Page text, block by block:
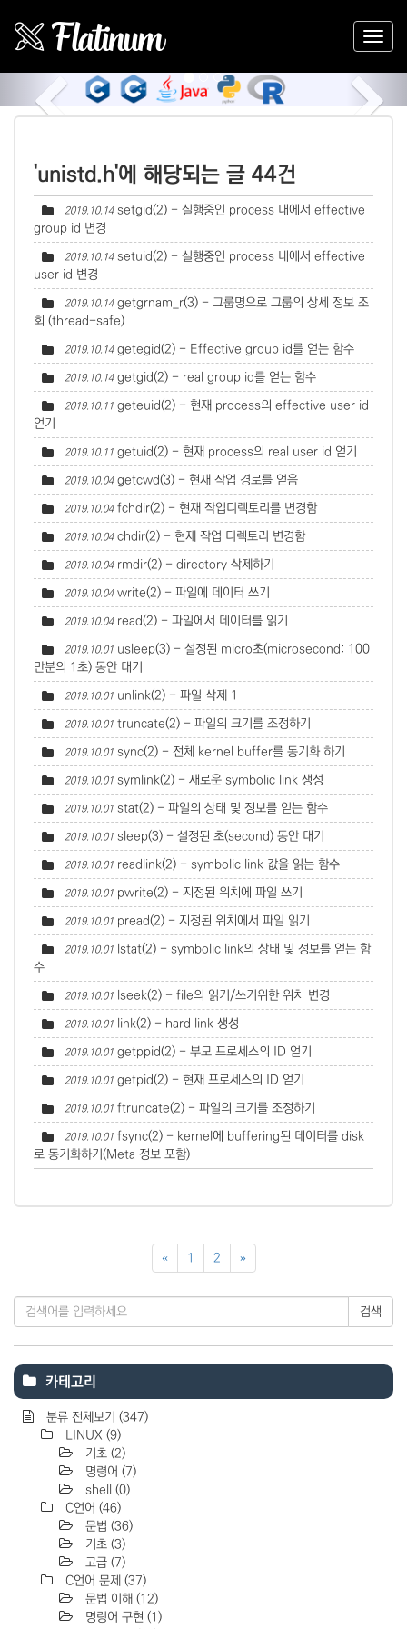
Previous
'unistd.h'에 해당되는 글 44건
2019.10.14 setgid(2) - 실행중인 process 내에서 effective
group id 변경
2019.10.14 setuid(2) - 실행중인 process 내에서 effective
user id 변경
2019.10.14 getgrnam_r(3) - 그룹명으로 그룹의 상세 정보 조
회 (thread-safe)
2019.10.14 getegid(2) - Effective group id를 얻는 함수
2019.10.14 getgid(2) - real group id를 얻는 함수
2019.10.11 geteuid(2) - 현재 process의 effective user id
얻기
2019.10.11 getuid(2) - 현재 process의 real user id 얻기
2019.10.04 getcwd(3) - 현재 작업 경로를 얻음
2019.10.04 fchdir(2) - 현재 작업디렉토리를 변경함
2019.10.04 chdir(2) - 현재 작업 디렉토리 변경함
2019.10.04 rmdir(2) - directory 삭제하기
2019.10.04 write(2) - 파일에 데이터 쓰기
2019.10.04 read(2) - 파일에서 데이터를 읽기
2019.10.01 usleep(3) - 설정된 micro초(microsecond: 100
만분의 1초) 동안 대기
2019.10.01 unlink(2) - 파일 삭제 1
2019.10.01 truncate(2) - 파일의 크기를 조정하기
2019.10.01 sync(2) - 전체 kernel buffer를 동기화 하기
2019.10.01 symlink(2) - 새로운 symbolic link 생성
2019.10.01 stat(2) - 파일의 상태 및 정보를 얻는 함수
2019.10.01 sleep(3) - 설정된 초(second) 동안 대기
2019.10.01 readlink(2) - symbolic link 값을 읽는 함수
2019.10.01 pwrite(2) - 지정된 위치에 파일 쓰기
2019.10.01 pread(2) - 지정된 위치에서 파일 읽기
2019.10.01 lstat(2) - symbolic link의 상태 및 정보를 얻는 함
수
2019.10.01 lseek(2) - file의 읽기/쓰기위한 위치 변경
2019.10.01 link(2) - hard link 생성
2019.10.01 getppid(2) - 부모 프로세스의 ID 얻기
2019.10.01 getpid(2) - 현재 프로세스의 ID 얻기
2019.10.01 ftruncate(2) - 파일의 크기를 조정하기
2019.10.01 fsync(2) - kernel에 buffering된 데이터를 disk
로 동기화하기(Meta 정보 포함)
« 1 2 »
검색
카테고리
분류 전체보기 (347)
LINUX (9)
기초 (2)
명령어 (7)
shell (0)
C언어 (46)
문법 (36)
기초 (3)
고급 (7)
C언어 문제 (37)
문법 이해 (12)
명렁어 구현 (1)